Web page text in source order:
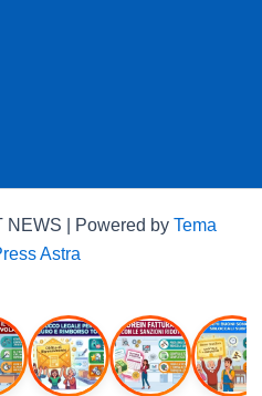
| Powered by Tema
Astra